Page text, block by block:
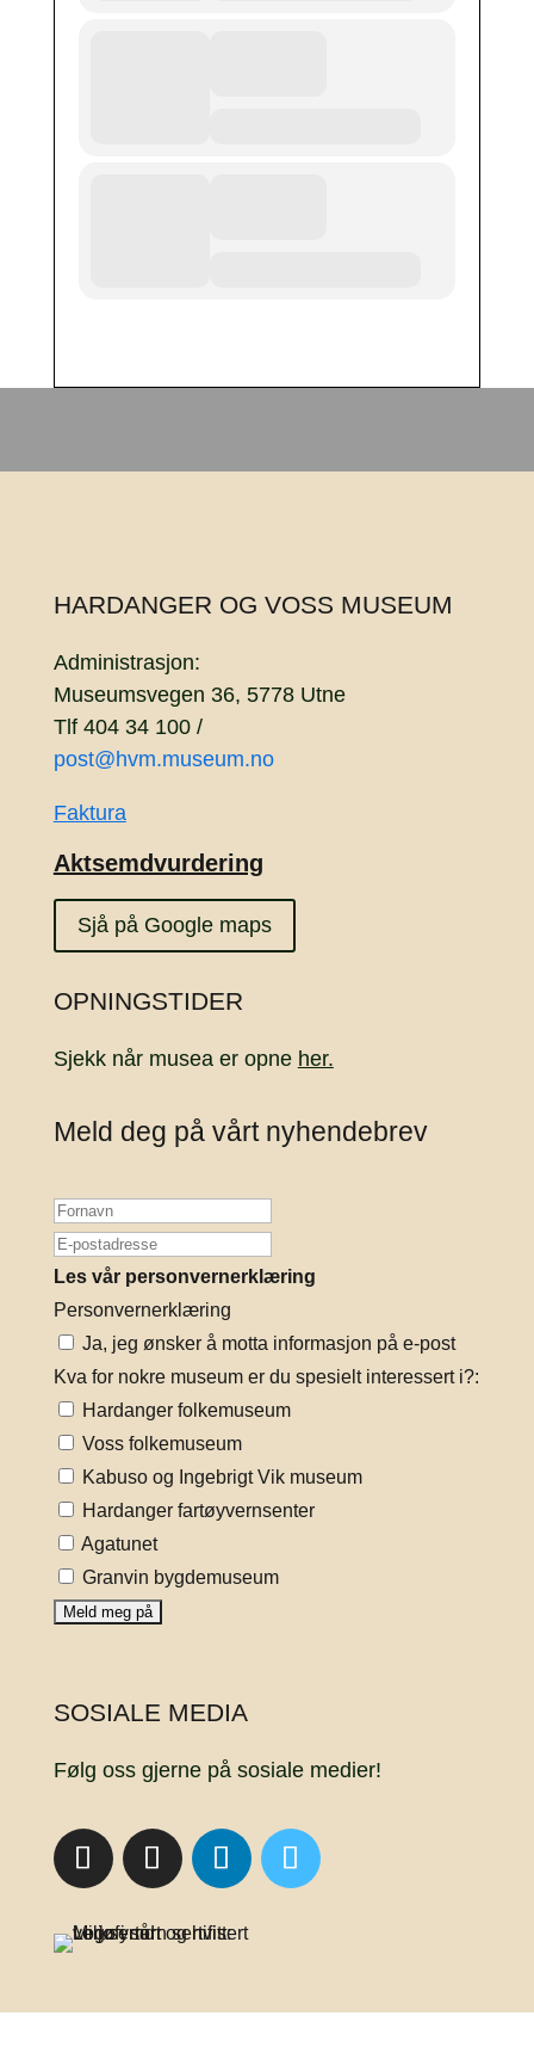
HARDANGER OG VOSS MUSEUM
Administrasjon:
Museumsvegen 36, 5778 Utne
Tlf 404 34 100 /
post@hvm.museum.no
Faktura
Aktsemdvurdering
Sjå på Google maps
OPNINGSTIDER
Sjekk når musea er opne her.
Meld deg på vårt nyhendebrev
Les vår personvernerklæring
Personvernerklæring
Ja, jeg ønsker å motta informasjon på e-post
Kva for nokre museum er du spesielt interessert i?:
Hardanger folkemuseum
Voss folkemuseum
Kabuso og Ingebrigt Vik museum
Hardanger fartøyvernsenter
Agatunet
Granvin bygdemuseum
SOSIALE MEDIA
Følg oss gjerne på sosiale medier!